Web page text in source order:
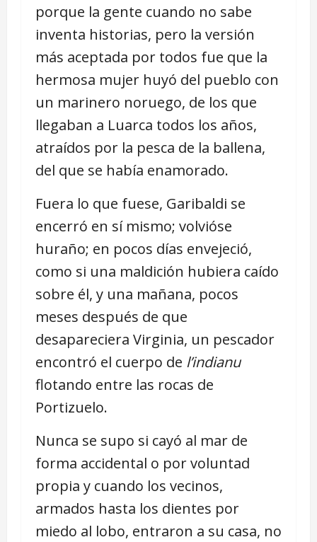
porque la gente cuando no sabe
inventa historias, pero la versión
más aceptada por todos fue que la
hermosa mujer huyó del pueblo con
un marinero noruego, de los que
llegaban a Luarca todos los años,
atraídos por la pesca de la ballena,
del que se había enamorado.
Fuera lo que fuese, Garibaldi se
encerró en sí mismo; volvióse
huraño; en pocos días envejeció,
como si una maldición hubiera caído
sobre él, y una mañana, pocos
meses después de que
desapareciera Virginia, un pescador
encontró el cuerpo de l’indianu
flotando entre las rocas de
Portizuelo.
Nunca se supo si cayó al mar de
forma accidental o por voluntad
propia y cuando los vecinos,
armados hasta los dientes por
miedo al lobo, entraron a su casa, no